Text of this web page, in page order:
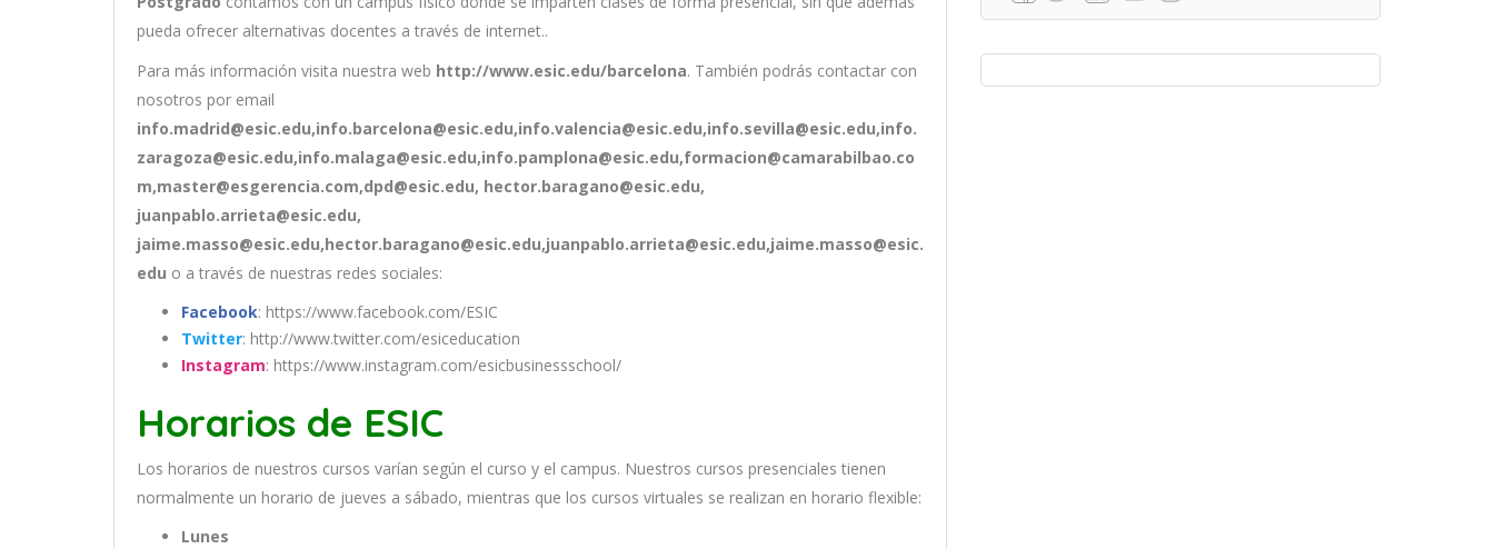
pueda ofrecer alternativas docentes a través de internet..
Para más información visita nuestra web http://www.esic.edu/barcelona. También podrás contactar con
nosotros por email
info.madrid@esic.edu,info.barcelona@esic.edu,info.valencia@esic.edu,info.sevilla@esic.edu,info.
zaragoza@esic.edu,info.malaga@esic.edu,info.pamplona@esic.edu,formacion@camarabilbao.co
m,master@esgerencia.com,dpd@esic.edu, hector.baragano@esic.edu,
juanpablo.arrieta@esic.edu,
jaime.masso@esic.edu,hector.baragano@esic.edu,juanpablo.arrieta@esic.edu,jaime.masso@esic.
edu o a través de nuestras redes sociales:
Facebook: https://www.facebook.com/ESIC
Twitter: http://www.twitter.com/esiceducation
Instagram: https://www.instagram.com/esicbusinessschool/
Horarios de ESIC
Los horarios de nuestros cursos varían según el curso y el campus. Nuestros cursos presenciales tienen
normalmente un horario de jueves a sábado, mientras que los cursos virtuales se realizan en horario flexible:
Lunes